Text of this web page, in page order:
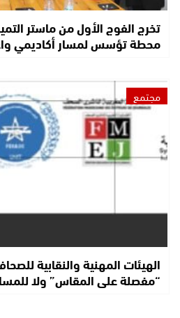
تخرج الفوج الأول من ماستر
محطة تؤسس لمسار أكاديمي
مجتمع
الهيئات المهنية والنقابية
“مفصلة على المقاس” ولا